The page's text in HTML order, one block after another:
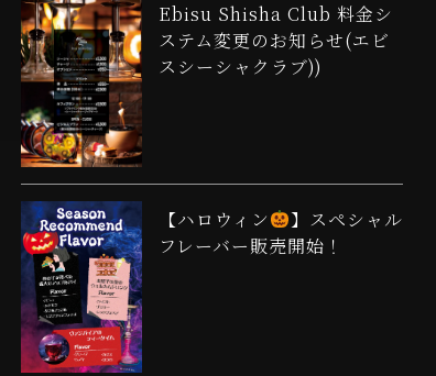
Ebisu Shisha Club 料金シ
ステム変更のお知らせ(エビ
スシーシャクラブ))
【ハロウィン
】スペシャル
フレーバー販売開始！